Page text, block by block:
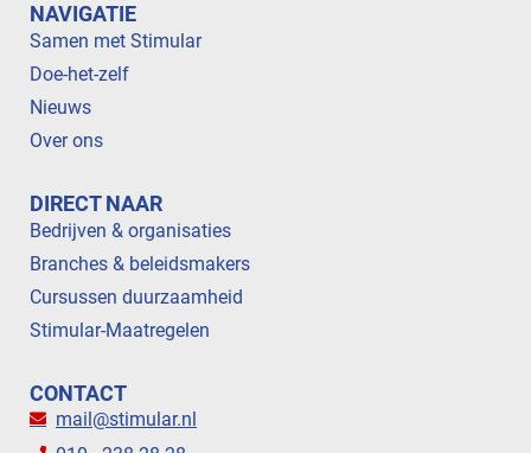
NAVIGATIE
Samen met Stimular
Doe-het-zelf
Nieuws
Over ons
DIRECT NAAR
Bedrijven & organisaties
Branches & beleidsmakers
Cursussen duurzaamheid
Stimular-Maatregelen
CONTACT
mail@stimular.nl